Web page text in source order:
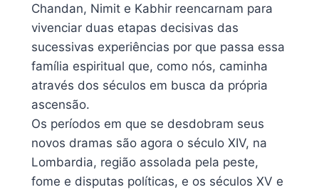
Chandan, Nimit e Kabhir reencarnam para
vivenciar duas etapas decisivas das
sucessivas experiências por que passa essa
família espiritual que, como nós, caminha
através dos séculos em busca da própria
ascensão.
Os períodos em que se desdobram seus
novos dramas são agora o século XIV, na
Lombardia, região assolada pela peste,
fome e disputas políticas, e os séculos XV e